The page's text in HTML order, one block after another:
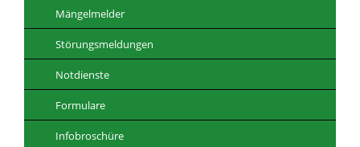
Mängelmelder
Störungsmeldungen
Notdienste
Formulare
Infobroschüre